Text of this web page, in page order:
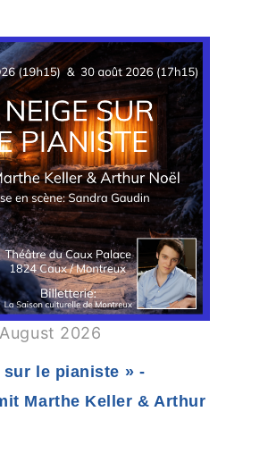
2026
sur le pianiste » -
Marthe Keller & Arthur